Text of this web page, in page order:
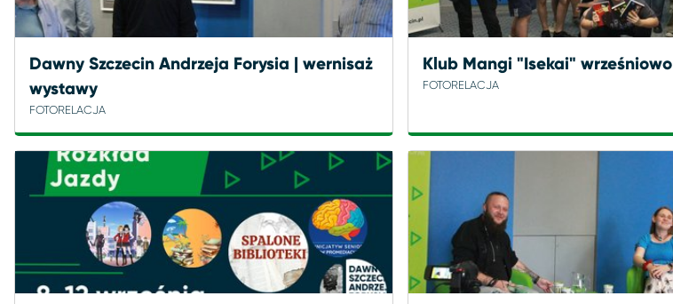
Dawny Szczecin Andrzeja Forysia | wernisaż
wystawy
FOTORELACJA
Klub Mangi "Isekai" wrześniowo
FOTORELACJA